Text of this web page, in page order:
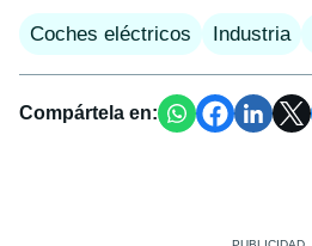
Coches eléctricos Industria
Compártela en: